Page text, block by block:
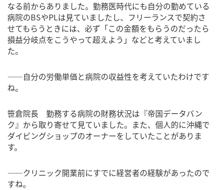
なる前からありました。勤務医時代にも自分の勤めている
病院のBSやPLは見ていましたし、フリーランスで契約さ
せてもらうときには、必ず「この金額をもらうのだったら
損益分岐点をこうやって超えよう」などと考えていまし
た。
――自分の労働単価と病院の収益性を考えていたわけです
ね。
笹倉院長 勤務する病院の財務状況は『帝国データバン
ク』から取り寄せて見ていました。また、個人的に沖縄で
ダイビングショップのオーナーをしていたことがありま
す。
――クリニック開業前にすでに経営者の経験があったので
すね。